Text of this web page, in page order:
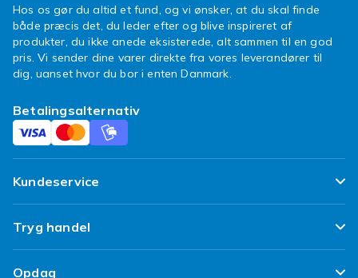
Hos os gør du altid et fund, og vi ønsker, at du skal finde
både præcis det, du leder efter og blive inspireret af
produkter, du ikke anede eksisterede, alt sammen til en god
pris. Vi sender dine varer direkte fra vores leverandører til
dig, uanset hvor du bor i enten Danmark.
Betalingsalternativ
Kundeservice
Ofte stillede spørgsmål
Spor min pakke
Tryg handel
Tilfredshedsgaranti
Opdag